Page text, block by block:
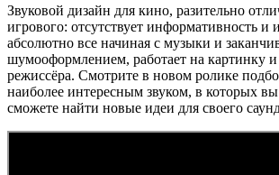
Звуковой дизайн для кино, разительно
игрового: отсутствует информативность и
абсолютно все начиная с музыки и
шумооформлением, работает на картинку и
режиссёра. Смотрите в новом ролике
наиболее интересным звуком, в которых вы
сможете найти новые идеи для своего